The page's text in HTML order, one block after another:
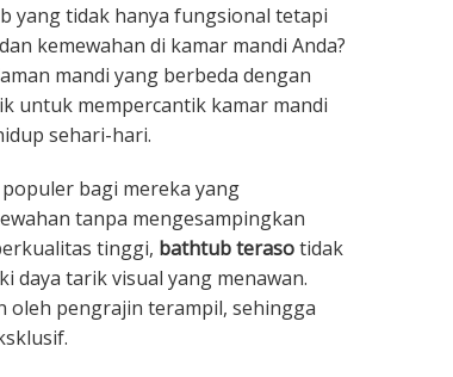
yang tidak hanya fungsional tetapi
kemewahan di kamar mandi Anda?
mandi yang berbeda dengan
untuk mempercantik kamar mandi
sehari-hari.
bagi mereka yang
tanpa mengesampingkan
tinggi, bathtub terasotidak
daya tarik visual yang menawan.
oleh pengrajin terampil, sehingga